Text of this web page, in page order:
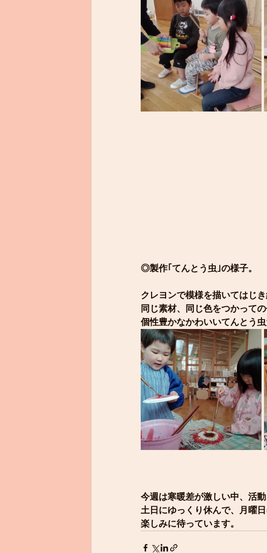
◎製作｢てんとう虫｣の様子。
クレヨンで模様を描いてはじき
同じ素材、同じ色をつかっての
個性豊かなかわいいてんとう
今週は寒暖差が激しい中、活
土日にゆっくり休んで、月曜
楽しみに待っています。